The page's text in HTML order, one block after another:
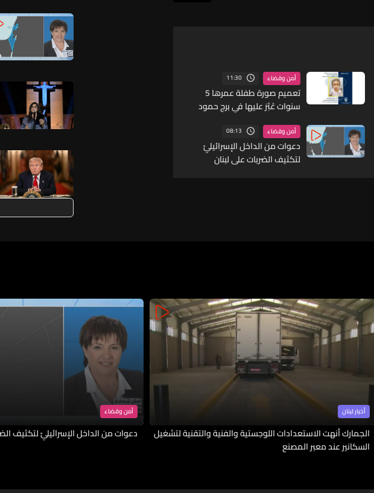
أمن وقضاء 11:30
تعميم صورة طفلة عمرها 5
سنوات عُثِرَ عليها في برج حمود
أمن وقضاء 08:13
دعوات من الداخل الإسرائيليّ
لتكثيف الضربات على لبنان
أخبار لبنان
الجمارك أنهت الاستعدادات اللوجستية والفنية والتقنية لتشغيل
السكانير عند معبر المصنع
أمن وقضاء
دعوات من الداخل الإسرائيليّ لتكثيف